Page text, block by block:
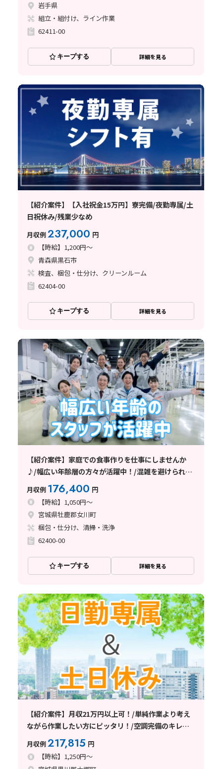
岩手県
組立・組付け、ライン作業
62411-00
キープする 詳細を見る
【紹介案件】【入社祝金15万円】寮完備/夜勤専属/土
日祝休み/残業少なめ
月収例237,000 円
【時給】1,200円～
青森県黒石市
検査、梱包・仕分け、クリーンルーム
62404-00
キープする 詳細を見る
【紹介案件】家庭での食事作りを仕事にしませんか
♪/幅広い年齢層の方々が活躍中！/混雑を避けられる
シフト休日制
月収例 176,400 円
【時給】1,050円～
宮城県牡鹿郡女川町
梱包・仕分け、清掃・洗浄
62400-00
キープする 詳細を見る
【紹介案件】月収21万円以上可！/単純作業より考え
ながら作業したい方にピッタリ！/空調完備のキレイ
で快適な職場環境♪
月収例217,815 円
【時給】1,250円～